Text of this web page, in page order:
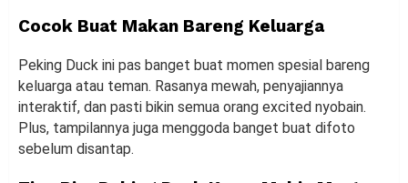
Cocok Buat Makan Bareng Keluarga
Peking Duck ini pas banget buat momen spesial bareng
keluarga atau teman. Rasanya mewah, penyajiannya
interaktif, dan pasti bikin semua orang excited nyobain.
Plus, tampilannya juga menggoda banget buat difoto
sebelum disantap.